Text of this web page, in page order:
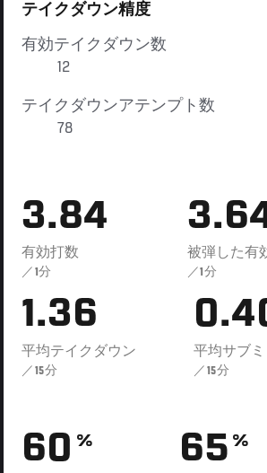
テイクダウン精度
有効テイクダウン数
12
テイクダウンアテンプト数
78
3.84
有効打数
／1分
被弾した有
／1分
1.36
平均テイクダウン
／15分
平均サブ
／15分
60 % 65 %